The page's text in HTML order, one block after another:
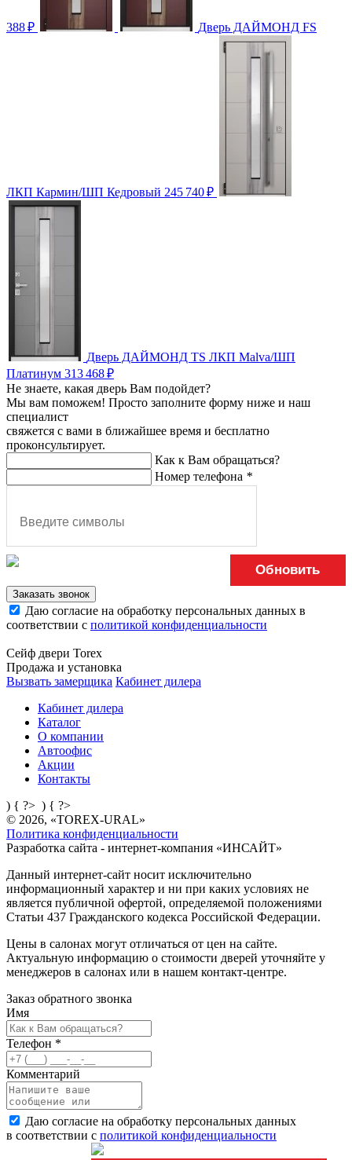
388₽ Дверь ДАЙМОНД FS
ЛКП Кармин/ШП Кедровый 245 740₽
Дверь ДАЙМОНД TS ЛКП Malva/ШП
Платинум 313 468₽
Не знаете, какая дверь Вам подойдет?
Мы вам поможем! Просто заполните форму ниже и наш
специалист
свяжется с вами в ближайшее время и бесплатно
проконсультирует.
Как к Вам обращаться?
Номер телефона *
Обновить
Заказать звонок
Даю согласие на обработку персональных данных в
соответствии с политикой конфиденциальности
Сейф двери Torex
Продажа и установка
Вызвать замерщика Кабинет дилера
Кабинет дилера
Каталог
О компании
Автоофис
Акции
Контакты
) { ?> ) { ?>
© 2026, «TOREX-URAL»
Политика конфиденциальности
Разработка сайта - интернет-компания «ИНСАЙТ»
Данный интернет-сайт носит исключительно
информационный характер и ни при каких условиях не
является публичной офертой, определяемой положениями
Статьи 437 Гражданского кодекса Российской Федерации.
Цены в салонах могут отличаться от цен на сайте.
Актуальную информацию о стоимости дверей уточняйте у
менеджеров в салонах или в нашем контакт-центре.
Заказ обратного звонка
Имя
Телефон *
Комментарий
Даю согласие на обработку персональных данных
в соответствии с политикой конфиденциальности